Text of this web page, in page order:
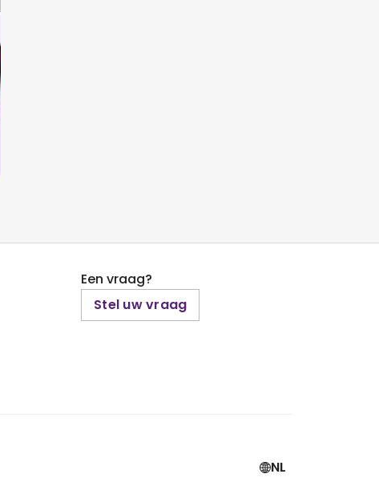
Een vraag?
Stel uw vraag
NL